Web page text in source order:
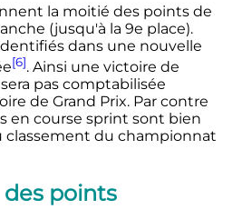
la moitié des points de
(jusqu'à la 9e place).
dans une nouvelle
[6]. Ainsi une victoire de
pas comptabilisée
de Grand Prix. Par contre
en course sprint sont bien
classement du championnat
points